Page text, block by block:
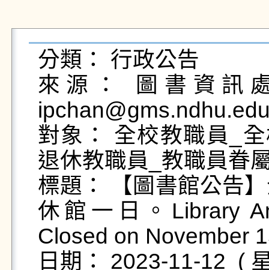
分類： 行政公告
來源： 圖書資訊
對象： 全校教職員_
退休教職員_教職員眷
標題： 【圖書館公告
休館一日。Library
Closed on November